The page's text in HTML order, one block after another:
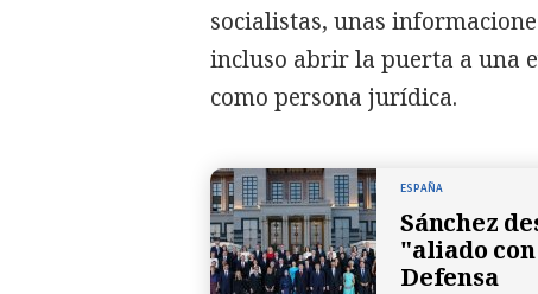
socialistas, unas
incluso abrir la puerta a una
como persona jurídica.
ESPAÑA
Sánchez
"aliado
Defensa